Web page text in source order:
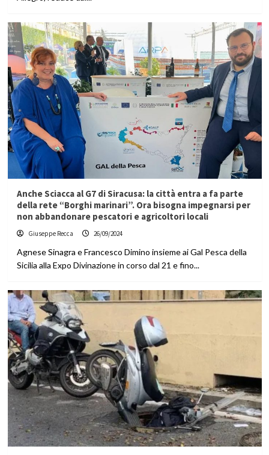
Anche Sciacca al G7 di Siracusa: la città entra a fa parte
della rete “Borghi marinari”. Ora bisogna impegnarsi per
non abbandonare pescatori e agricoltori locali
Giuseppe Recca 26/09/2024
Agnese Sinagra e Francesco Dimino insieme ai Gal Pesca della
Sicilia alla Expo Divinazione in corso dal 21 e fino...